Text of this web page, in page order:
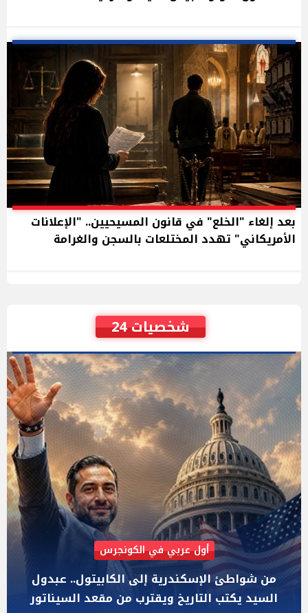
بعد إلغاء "الخلع" في قانون المسيحيين.. "الإعلانات
الأمريكاني" تهدد المختلعات بالسجن والغرامة
شخصيات 24
AIPAC رصدت 30 مليون دولار لإضعافه
"عبد الرحمن السيد" المصري الذى يواجه "هايلي
ستيفنز" وإيباك الاسرائيلية بإنتخابات ميشيجان